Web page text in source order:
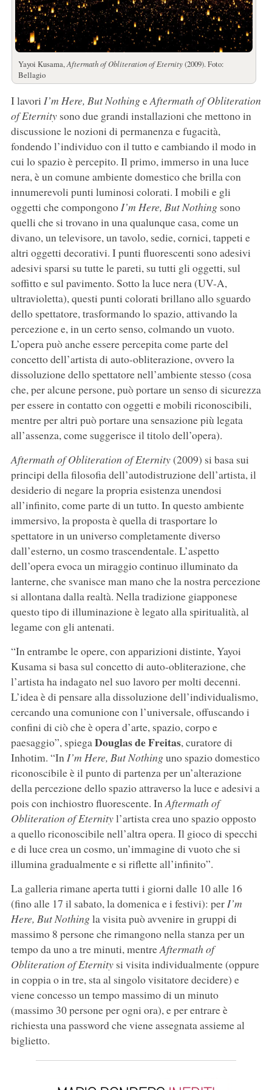
Yayoi Kusama,Aftermath of Obliteration of Eternity(2009). Foto:
Bellagio
I lavori I’m Here, But NothingeAftermath of Obliteration
of Eternitysono due grandi installazioni che mettono in
discussione le nozioni di permanenza e fugacità,
fondendo l’individuo con il tutto e cambiando il modo in
cui lo spazio è percepito. Il primo, immerso in una luce
nera, è un comune ambiente domestico che brilla con
innumerevoli punti luminosi colorati. I mobili e gli
oggetti che compongono I’m Here, But Nothingsono
quelli che si trovano in una qualunque casa, come un
divano, un televisore, un tavolo, sedie, cornici, tappeti e
altri oggetti decorativi. I punti fluorescenti sono adesivi
adesivi sparsi su tutte le pareti, su tutti gli oggetti, sul
soffitto e sul pavimento. Sotto la luce nera (UV-A,
ultravioletta), questi punti colorati brillano allo sguardo
dello spettatore, trasformando lo spazio, attivando la
percezione e, in un certo senso, colmando un vuoto.
L’opera può anche essere percepita come parte del
concetto dell’artista di auto-obliterazione, ovvero la
dissoluzione dello spettatore nell’ambiente stesso (cosa
che, per alcune persone, può portare un senso di sicurezza
per essere in contatto con oggetti e mobili riconoscibili,
mentre per altri può portare una sensazione più legata
all’assenza, come suggerisce il titolo dell’opera).
Aftermath of Obliteration of Eternity(2009) si basa sui
principi della filosofia dell’autodistruzione dell’artista, il
desiderio di negare la propria esistenza unendosi
all’infinito, come parte di un tutto. In questo ambiente
immersivo, la proposta è quella di trasportare lo
spettatore in un universo completamente diverso
dall’esterno, un cosmo trascendentale. L’aspetto
dell’opera evoca un miraggio continuo illuminato da
lanterne, che svanisce man mano che la nostra percezione
si allontana dalla realtà. Nella tradizione giapponese
questo tipo di illuminazione è legato alla spiritualità, al
legame con gli antenati.
“In entrambe le opere, con apparizioni distinte, Yayoi
Kusama si basa sul concetto di auto-obliterazione, che
l’artista ha indagato nel suo lavoro per molti decenni.
L’idea è di pensare alla dissoluzione dell’individualismo,
cercando una comunione con l’universale, offuscando i
confini di ciò che è opera d’arte, spazio, corpo e
paesaggio”, spiega Douglas de Freitas, curatore di
Inhotim. “In I’m Here, But Nothinguno spazio domestico
riconoscibile è il punto di partenza per un’alterazione
della percezione dello spazio attraverso la luce e adesivi a
pois con inchiostro fluorescente. In Aftermath of
Obliteration of Eternityl’artista crea uno spazio opposto
a quello riconoscibile nell’altra opera. Il gioco di specchi
e di luce crea un cosmo, un’immagine di vuoto che si
illumina gradualmente e si riflette all’infinito”.
La galleria rimane aperta tutti i giorni dalle 10 alle 16
(fino alle 17 il sabato, la domenica e i festivi): per I’m
Here, But Nothingla visita può avvenire in gruppi di
massimo 8 persone che rimangono nella stanza per un
tempo da uno a tre minuti, mentreAftermath of
Obliteration of Eternity si visita individualmente (oppure
in coppia o in tre, sta al singolo visitatore decidere) e
viene concesso un tempo massimo di un minuto
(massimo 30 persone per ogni ora), e per entrare è
richiesta una password che viene assegnata assieme al
biglietto.